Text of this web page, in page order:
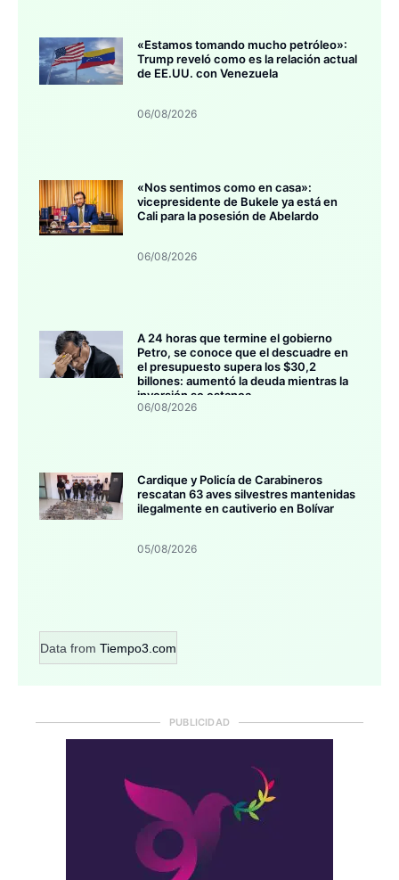
«Estamos tomando mucho petróleo»:
Trump reveló como es la relación actual
de EE.UU. con Venezuela
06/08/2026
«Nos sentimos como en casa»:
vicepresidente de Bukele ya está en
Cali para la posesión de Abelardo
06/08/2026
A 24 horas que termine el gobierno
Petro, se conoce que el descuadre en
el presupuesto supera los $30,2
billones: aumentó la deuda mientras la
inversión se estanca
06/08/2026
Cardique y Policía de Carabineros
rescatan 63 aves silvestres mantenidas
ilegalmente en cautiverio en Bolívar
05/08/2026
Data from Tiempo3.com
PUBLICIDAD